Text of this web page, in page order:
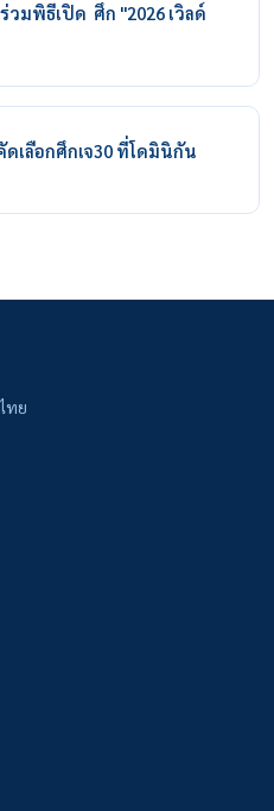
วมพิธีเปิด ศึก "2026 เวิลด์
เลือกศึกเจ30 ที่โดมินิกัน
ทย